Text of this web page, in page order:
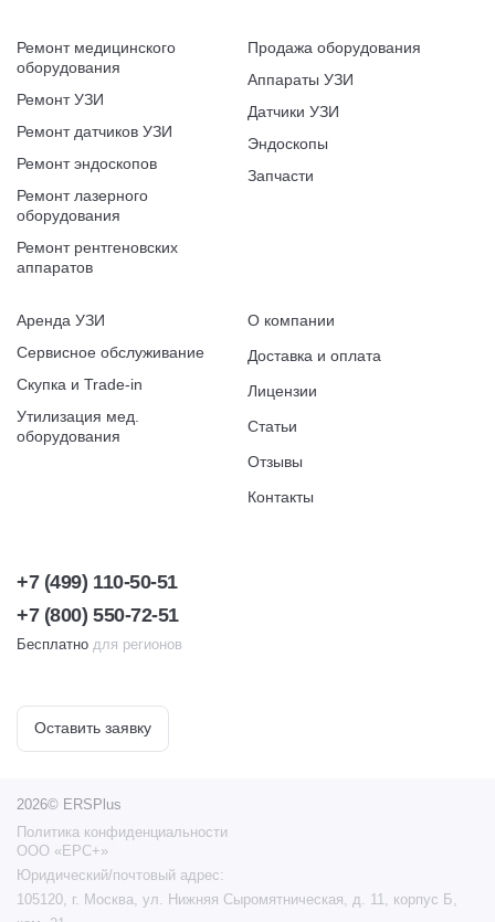
Ремонт медицинского
оборудования
Ремонт УЗИ
Ремонт датчиков УЗИ
Ремонт эндоскопов
Ремонт лазерного
оборудования
Ремонт рентгеновских
аппаратов
Продажа оборудования
Аппараты УЗИ
Датчики УЗИ
Эндоскопы
Запчасти
Аренда УЗИ
Сервисное обслуживание
Скупка и Trade-in
Утилизация мед.
оборудования
О компании
Доставка и оплата
Лицензии
Статьи
Отзывы
Контакты
+7 (499) 110-50-51
+7 (800) 550-72-51
Бесплатно для регионов
Оставить заявку
2026© ERSPlus
Политика конфиденциальности
ООО «ЕРС+»
Юридический/почтовый адрес:
105120, г. Москва, ул. Нижняя Сыромятническая, д. 11, корпус Б,